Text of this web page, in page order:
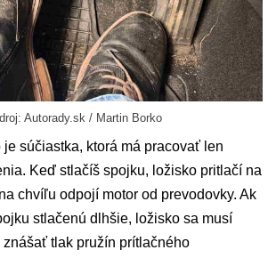
Autorady.sk / Martin Borko
súčiastka, ktorá má pracovať len
Keď stlačíš spojku, ložisko pritlačí na
chvíľu odpojí motor od prevodovky. Ak
stlačenú dlhšie, ložisko sa musí
tlak pružín prítlačného